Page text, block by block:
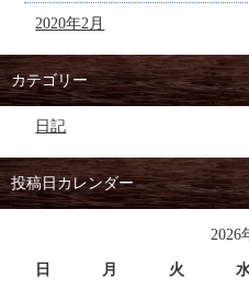
2020年2月
カテゴリー
日記
投稿日カレンダー
2026
日 月 火